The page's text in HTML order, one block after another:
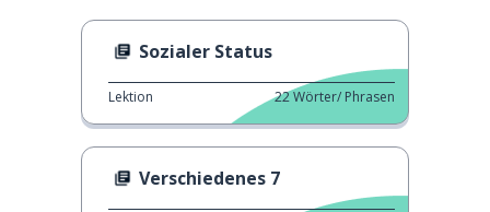
Sozialer Status
Lektion 22Wörter/ Phrasen
Verschiedenes 7